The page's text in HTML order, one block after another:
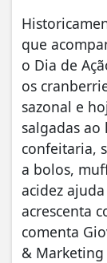
que
o Dia de
os
sazonal e
salgadas
confeitaria,
a bolos,
acidez
acrescenta
comenta
&